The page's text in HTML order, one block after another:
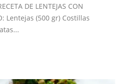
DE LENTEJAS CON
Lentejas (500 gr) Costillas